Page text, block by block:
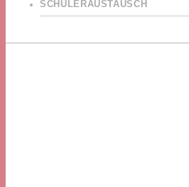
SCHÜLERAUSTAUSCH